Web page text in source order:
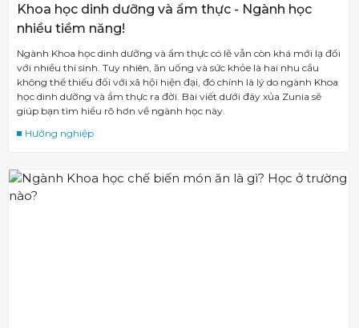
Khoa học dinh dưỡng và ẩm thực - Ngành học
nhiều tiềm năng!
Ngành Khoa học dinh dưỡng và ẩm thực có lẽ vẫn còn khá mới lạ đối
với nhiều thí sinh. Tuy nhiên, ăn uống và sức khỏe là hai nhu cầu
không thể thiếu đối với xã hội hiện đại, đó chính là lý do ngành Khoa
học dinh dưỡng và ẩm thực ra đời. Bài viết dưới đây xủa Zunia sẽ
giúp bạn tìm hiểu rõ hơn về ngành học này.
Hướng nghiệp